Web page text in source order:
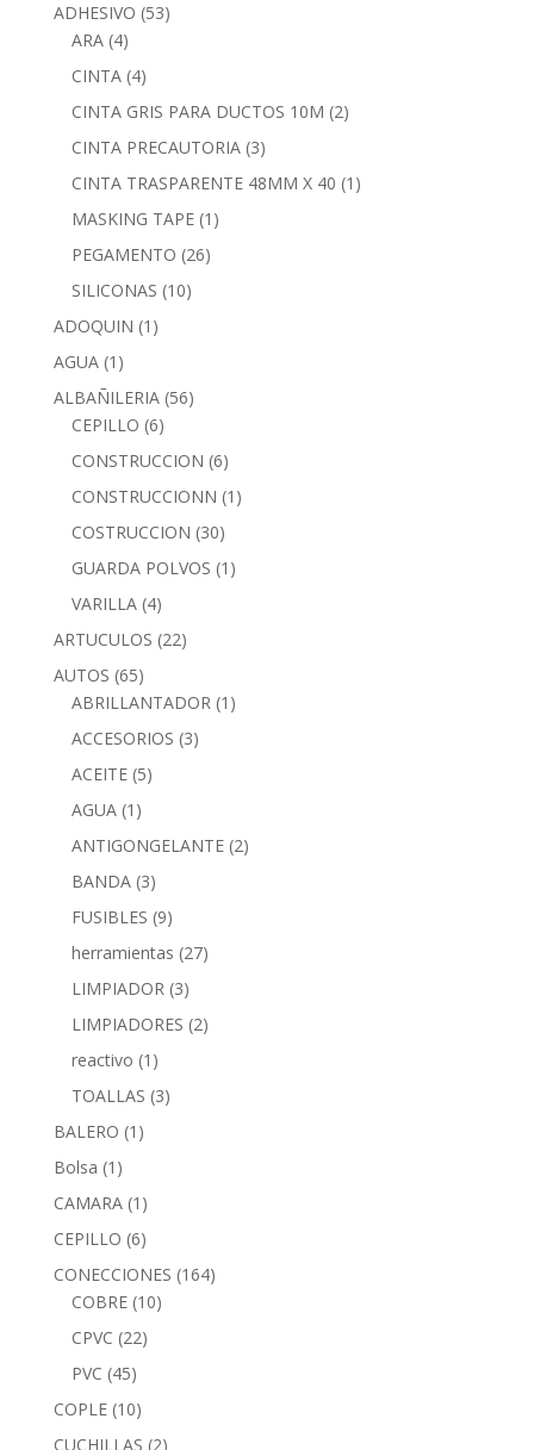
ADHESIVO (53)
ARA (4)
CINTA (4)
CINTA GRIS PARA DUCTOS 10M (2)
CINTA PRECAUTORIA (3)
CINTA TRASPARENTE 48MM X 40 (1)
MASKING TAPE (1)
PEGAMENTO (26)
SILICONAS (10)
ADOQUIN (1)
AGUA (1)
ALBAÑILERIA (56)
CEPILLO (6)
CONSTRUCCION (6)
CONSTRUCCIONN (1)
COSTRUCCION (30)
GUARDA POLVOS (1)
VARILLA (4)
ARTUCULOS (22)
AUTOS (65)
ABRILLANTADOR (1)
ACCESORIOS (3)
ACEITE (5)
AGUA (1)
ANTIGONGELANTE (2)
BANDA (3)
FUSIBLES (9)
herramientas (27)
LIMPIADOR (3)
LIMPIADORES (2)
reactivo (1)
TOALLAS (3)
BALERO (1)
Bolsa (1)
CAMARA (1)
CEPILLO (6)
CONECCIONES (164)
COBRE (10)
CPVC (22)
PVC (45)
COPLE (10)
CUCHILLAS (2)